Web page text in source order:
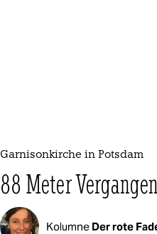
Garnisonkirche in Potsdam
88 Meter
Kolumne Der rote